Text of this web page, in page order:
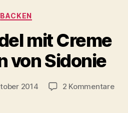
Kategorien
BACKEN
mit Creme
von Sidonie
2014 2 Kommentarezu